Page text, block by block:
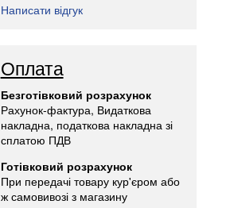
Написати відгук
Оплата
Безготівковий розрахунок
Рахунок-фактура, Видаткова
накладна, податкова накладна зі
сплатою ПДВ
Готівковий розрахунок
При передачі товару кур'єром або
ж самовивозі з магазину